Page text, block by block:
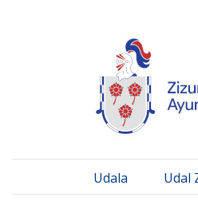
Udala Udal